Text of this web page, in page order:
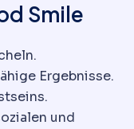
Smile
Ergebnisse.
und